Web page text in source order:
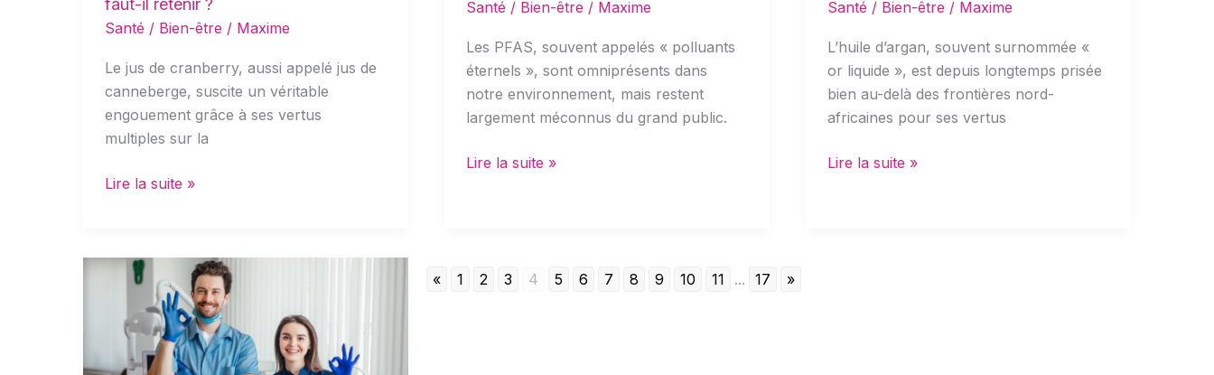
faut-il retenir ?
Santé / Bien-être / Maxime
Le jus de cranberry, aussi appelé jus de
canneberge, suscite un véritable
engouement grâce à ses vertus
multiples sur la
retenir
?
Lire la suite »
Santé / Bien-être / Maxime
Les PFAS, souvent appelés « polluants
éternels », sont omniprésents dans
notre environnement, mais restent
largement méconnus du grand public.
Lire la suite »
Santé / Bien-être / Maxime
L’huile d’argan, souvent surnommée «
or liquide », est depuis longtemps prisée
bien au-delà des frontières nord-
africaines pour ses vertus
?
Lire la suite »
Comment
choisir
bon
dentiste
« 1 2 3 4 5 6 7 8 9 10 11 ... 17 »